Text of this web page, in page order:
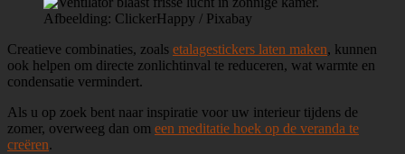
Afbeelding: ClickerHappy / Pixabay
Creatieve combinaties, zoals etalagestickers laten maken, kunnen
ook helpen om directe zonlichtinval te reduceren, wat warmte en
condensatie vermindert.
Als u op zoek bent naar inspiratie voor uw interieur tijdens de
zomer, overweeg dan om een meditatie hoek op de veranda te
creëren.